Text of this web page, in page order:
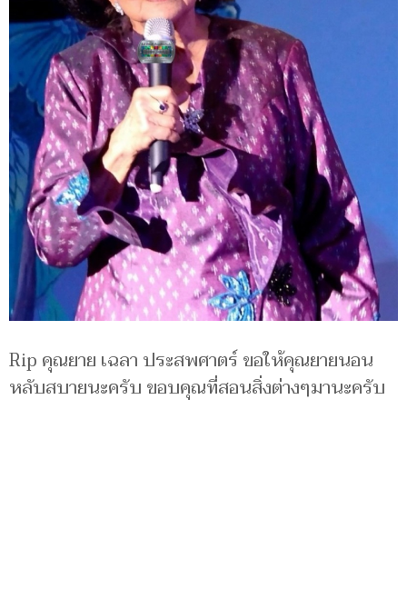
Rip คุณยาย เฉลา ประสพศาตร์ ขอให้คุณยายนอน
หลับสบายนะครับ ขอบคุณที่สอนสิ่งต่างๆมานะครับ